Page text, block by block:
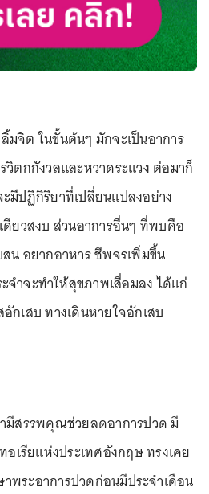
มจิต ในขั้นต้นๆ มักจะเป็นอาการ
วิตกกังวลและหวาดระแวง ต่อมาก็
มีปฏิกิริยาที่เปลี่ยนแปลงอย่าง
ดียวสงบ ส่วนอาการอื่นๆ ที่พบคือ
น อยากอาหาร ชีพจรเพิ่มขึ้น
จำจะทำให้สุขภาพเสื่อมลง ได้แก่
กเสบ ทางเดินหายใจอักเสบ
มีสรรพคุณช่วยลดอาการปวด มี
อเรียแห่งประเทศอังกฤษ ทรงเคย
พระอาการปวดก่อนมีประจำเดือน